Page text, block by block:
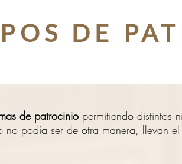
DE
de patrocinio permitiendo distintos
no podía ser de otra manera, llevan